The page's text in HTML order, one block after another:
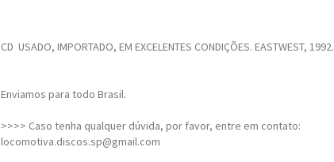
CD USADO, IMPORTADO, EM EXCELENTES CONDIÇÕES. EASTWEST, 1992.
Enviamos para todo Brasil.
>>>> Caso tenha qualquer dúvida, por favor, entre em contato:
locomotiva.discos.sp@gmail.com